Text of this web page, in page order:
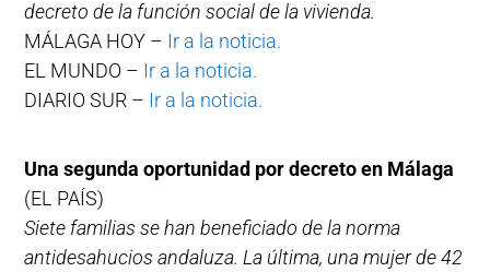
decreto de la función social de la vivienda.
MÁLAGA HOY – Ir a la noticia.
EL MUNDO – Ir a la noticia.
DIARIO SUR – Ir a la noticia.
Una segunda oportunidad por decreto en Málaga
(EL PAÍS)
Siete familias se han beneficiado de la norma
antidesahucios andaluza. La última, una mujer de 42